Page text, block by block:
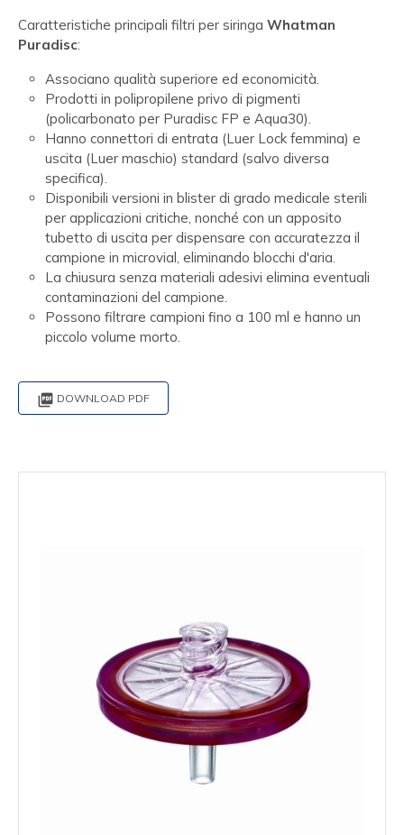
Caratteristiche principali filtri per siringa Whatman
Puradisc:
Associano qualità superiore ed economicità.
Prodotti in polipropilene privo di pigmenti
(policarbonato per Puradisc FP e Aqua30).
Hanno connettori di entrata (Luer Lock femmina) e
uscita (Luer maschio) standard (salvo diversa
specifica).
Disponibili versioni in blister di grado medicale sterili
per applicazioni critiche, nonché con un apposito
tubetto di uscita per dispensare con accuratezza il
campione in microvial, eliminando blocchi d'aria.
La chiusura senza materiali adesivi elimina eventuali
contaminazioni del campione.
Possono filtrare campioni fino a 100 ml e hanno un
piccolo volume morto.
 DOWNLOAD PDF